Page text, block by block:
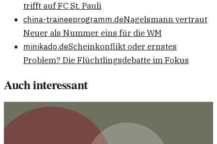
trifft auf FC St. Pauli
china-traineeprogramm.deNagelsmann vertraut
Neuer als Nummer eins für die WM
minikado.deScheinkonflikt oder ernstes
Problem? Die Flüchtlingsdebatte im Fokus
Auch interessant